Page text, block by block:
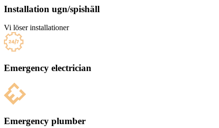
Installation ugn/spishäll
Vi löser installationer
Emergency electrician
Emergency plumber